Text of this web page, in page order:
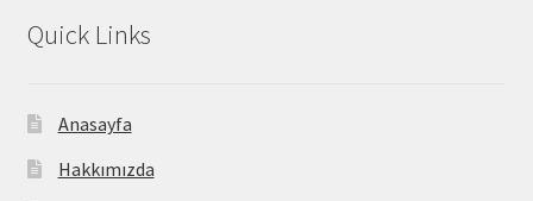
Quick Links
Anasayfa
Hakkımızda